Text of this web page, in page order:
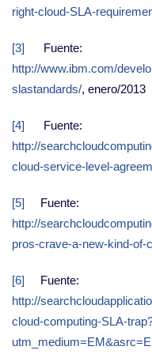
right-cloud-SLA-
[3] Fuente:
http://www.ibm.com/
slastandards/, enero/2013
[4] Fuente:
http://
cloud-service-level-
[5] Fuente:
http://
pros-crave-a-new-kind-of-
[6] Fuente:
http://
cloud-computing-SLA-